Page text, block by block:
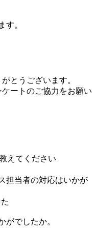
す。
とうございます。
ートのご協力をお願い
えてください
担当者の対応はいかが
がでしたか。